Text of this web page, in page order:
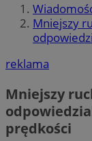
Mniejszy
reklama
Mniejszy
prędkości